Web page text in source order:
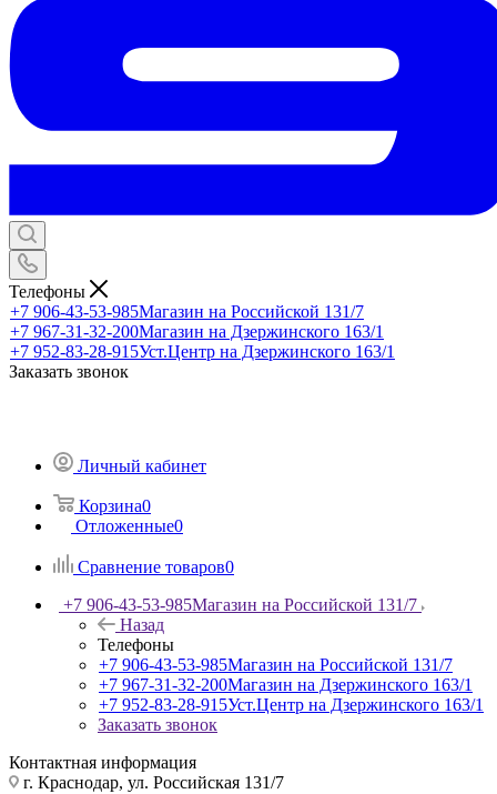
Телефоны
+7 906-43-53-985Магазин на Российской 131/7
+7 967-31-32-200Магазин на Дзержинского 163/1
+7 952-83-28-915Уст.Центр на Дзержинского 163/1
Заказать звонок
Личный кабинет
Корзина0
Отложенные0
Сравнение товаров0
+7 906-43-53-985Магазин на Российской 131/7
Назад
Телефоны
+7 906-43-53-985Магазин на Российской 131/7
+7 967-31-32-200Магазин на Дзержинского 163/1
+7 952-83-28-915Уст.Центр на Дзержинского 163/1
Заказать звонок
Контактная информация
г. Краснодар, ул. Российская 131/7